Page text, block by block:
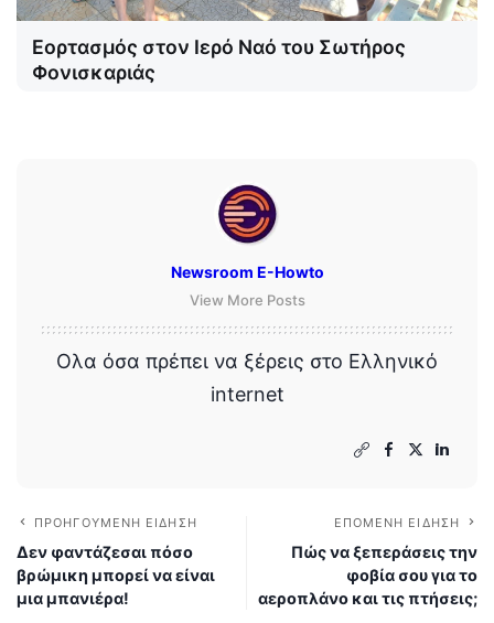
Εορτασμός στον Ιερό Ναό του Σωτήρος
Φονισκαριάς
Newsroom E-Howto
View More Posts
Ολα όσα πρέπει να ξέρεις στο Ελληνικό
internet
ΠΡΟΗΓΟΎΜΕΝΗ ΕΊΔΗΣΗ
Δεν φαντάζεσαι πόσο
βρώμικη μπορεί να είναι
μια μπανιέρα!
ΕΠΌΜΕΝΗ ΕΊΔΗΣΗ
Πώς να ξεπεράσεις την
φοβία σου για το
αεροπλάνο και τις πτήσεις;